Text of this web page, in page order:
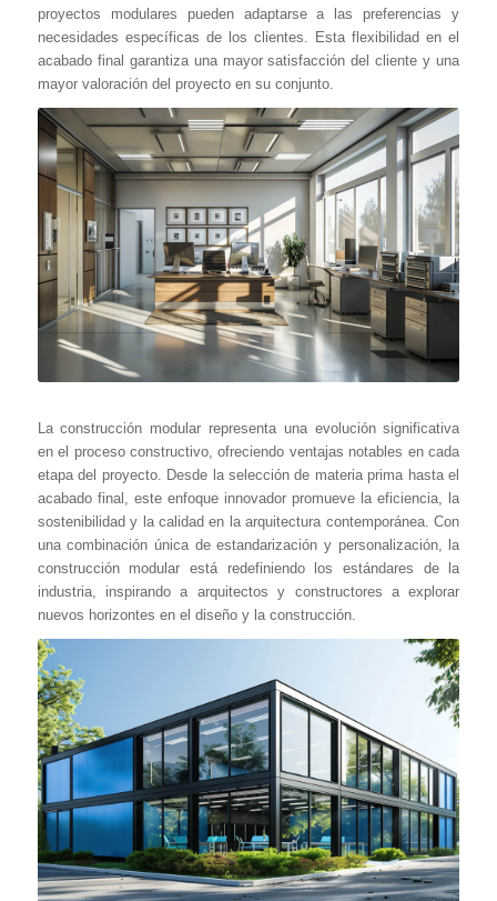
proyectos modulares pueden adaptarse a las preferencias y
necesidades específicas de los clientes. Esta flexibilidad en el
acabado final garantiza una mayor satisfacción del cliente y una
mayor valoración del proyecto en su conjunto.
La construcción modular representa una evolución significativa
en el proceso constructivo, ofreciendo ventajas notables en cada
etapa del proyecto. Desde la selección de materia prima hasta el
acabado final, este enfoque innovador promueve la eficiencia, la
sostenibilidad y la calidad en la arquitectura contemporánea. Con
una combinación única de estandarización y personalización, la
construcción modular está redefiniendo los estándares de la
industria, inspirando a arquitectos y constructores a explorar
nuevos horizontes en el diseño y la construcción.